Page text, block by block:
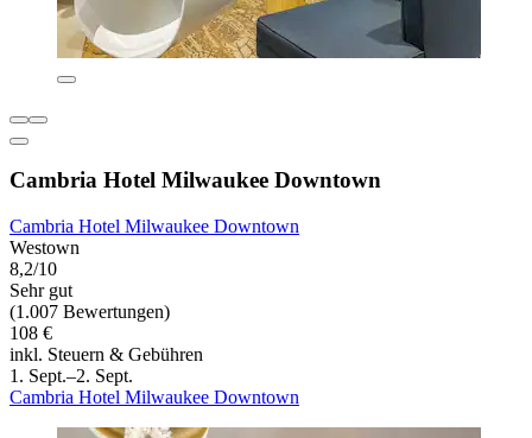
Cambria Hotel Milwaukee Downtown
Cambria Hotel Milwaukee Downtown
Westown
8,2/10
Sehr gut
(1.007 Bewertungen)
108 €
inkl. Steuern & Gebühren
1. Sept.–2. Sept.
Cambria Hotel Milwaukee Downtown